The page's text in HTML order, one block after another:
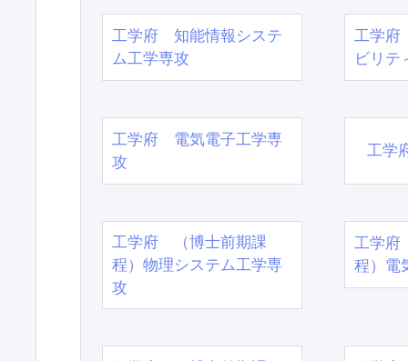
工学府 知能情報システ
ム工学専攻
工学府
ビリテ
工学府 電気電子工学専
攻
工学
工学府 （博士前期課
程）物理システム工学専
攻
工学
程）電